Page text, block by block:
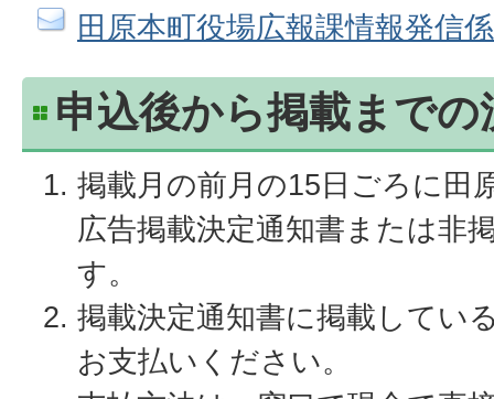
田原本町役場広報課情報発信
申込後から掲載までの
掲載月の前月の15日ごろに田
広告掲載決定通知書または非
す。
掲載決定通知書に掲載してい
お支払いください。